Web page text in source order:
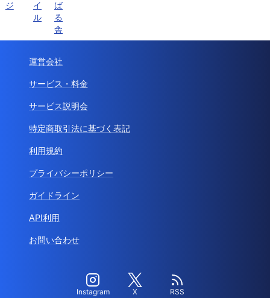
ジ
イ
ル
ば
る
舎
運営会社
サービス・料金
サービス説明会
特定商取引法に基づく表記
利用規約
プライバシーポリシー
ガイドライン
API利用
お問い合わせ
Instagram X RSS